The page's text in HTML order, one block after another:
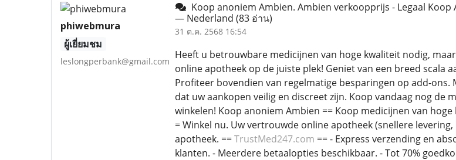
phiwebmura
ผู้เยี่ยมชม
leslongperbank@gmail.com
Koop anoniem Ambien. Ambien verkoopprijs - Legaal
— Nederland (83 อ่าน)
31 ต.ค. 2568 16:54
Heeft u betrouwbare medicijnen van hoge kwaliteit nodig,
online apotheek op de juiste plek! Geniet van een breed scala
Profiteer bovendien van regelmatige besparingen op add-
dat uw aankopen veilig en discreet zijn. Koop vandaag nog
winkelen! Koop anoniem Ambien == Koop medicijnen van
= Winkel nu. Uw vertrouwde online apotheek (snellere
apotheek. ==TrustMed247.com == - Express verzending en
klanten. - Meerdere betaalopties beschikbaar. - Tot 70%